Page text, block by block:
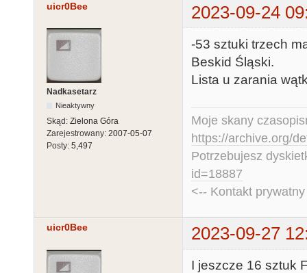
uicr0Bee 2023-09-24
Nadkasetarz
Nieaktywny
Skąd: Zielona Góra
Zarejestrowany: 2007-05-07
Posty: 5,497
-53 sztuki trzech
Beskid Śląski.
Lista u zarania
Moje skany
https://archive.org/
Potrzebujesz
id=18887
<-- Kontakt
uicr0Bee 2023-09-27
I jeszcze 16 sztuk